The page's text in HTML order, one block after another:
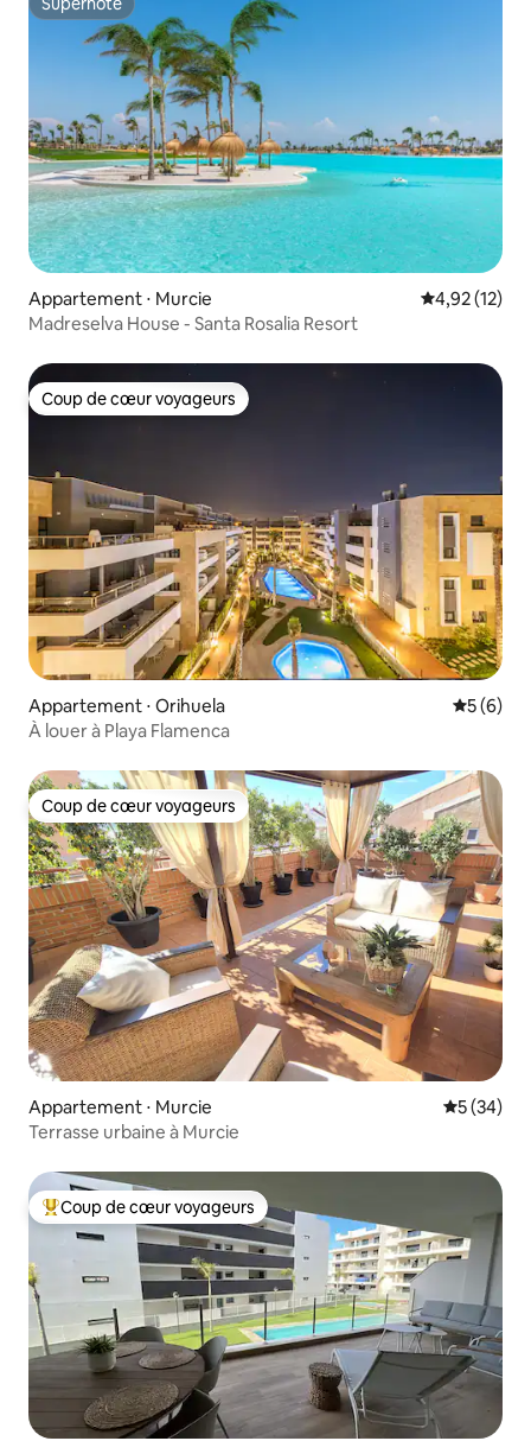
Superhôte
Appartement ⋅ Murcie Évaluation
4,92 (12)
Madreselva House - Santa Rosalia Resort
Coup de cœur voyageurs
Coup de cœur voyageurs
Appartement ⋅ Orihuela
5 (6)
À louer à Playa Flamenca
Coup de cœur voyageurs
Coup de cœur voyageurs
Appartement ⋅ Murcie
5 (34)
Terrasse urbaine à Murcie
Coups de cœur voyageurs les plus appréciés
Coup de cœur voyageurs